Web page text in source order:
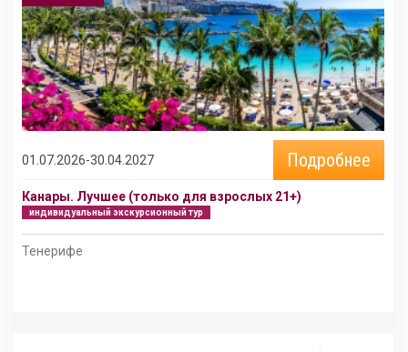
01.07.2026-30.04.2027 Подробнее
Канары. Лучшее (только для взрослых 21+)
индивидуальный экскурсионный тур
Тенерифе